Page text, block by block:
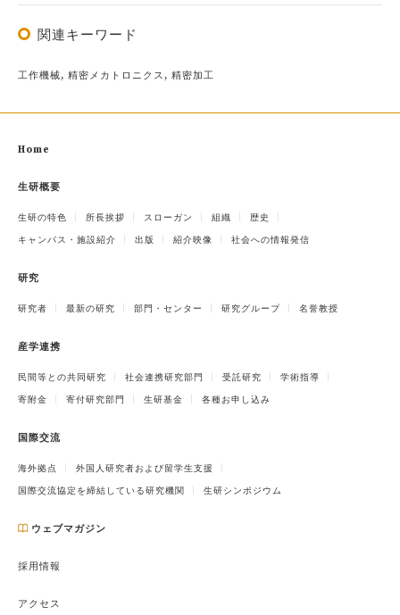
関連キーワード
工作機械, 精密メカトロニクス, 精密加工
Home
生研概要
生研の特色 所長挨拶 スローガン 組織 歴史
キャンパス・施設紹介 出版 紹介映像 社会への情報発信
研究
研究者 最新の研究 部門・センター 研究グループ 名誉教授
産学連携
民間等との共同研究 社会連携研究部門 受託研究 学術指導
寄附金 寄付研究部門 生研基金 各種お申し込み
国際交流
海外拠点 外国人研究者および留学生支援
国際交流協定を締結している研究機関 生研シンポジウム
ウェブマガジン
採用情報
アクセス